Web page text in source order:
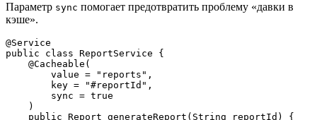
Параметр sync помогает предотвратить проблему «давки в
кэше».
@Service
public class ReportService {
    @Cacheable(
        value = "reports",
        key = "#reportId",
        sync = true
    )
    public Report generateReport(String reportId) {